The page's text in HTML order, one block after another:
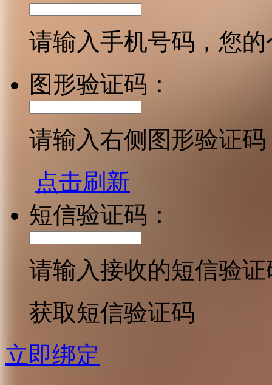
请输入手机号码，您
图形验证码：
请输入右侧图形验证码
点击刷新
短信验证码：
请输入接收的短信验证
获取短信验证码
立即绑定